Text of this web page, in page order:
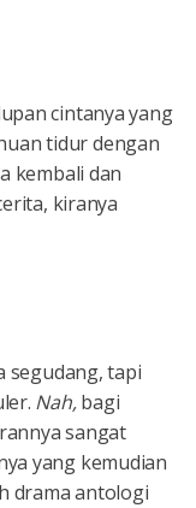
cintanya yang
tidur dengan
kembali dan
kiranya
segudang, tapi
Nah,bagi
sangat
yang kemudian
drama antologi